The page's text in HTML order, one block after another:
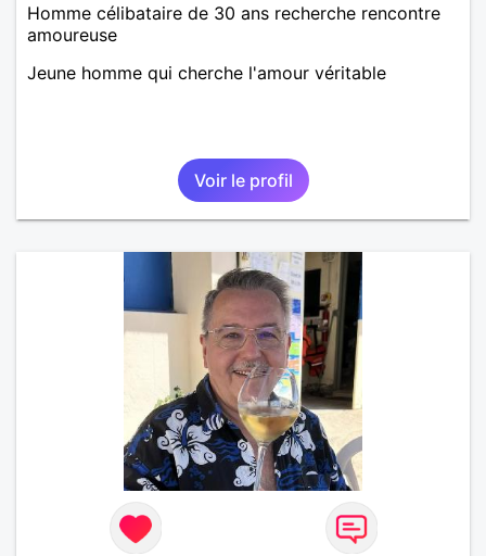
Homme célibataire de 30 ans recherche rencontre
amoureuse
Jeune homme qui cherche l'amour véritable
Voir le profil